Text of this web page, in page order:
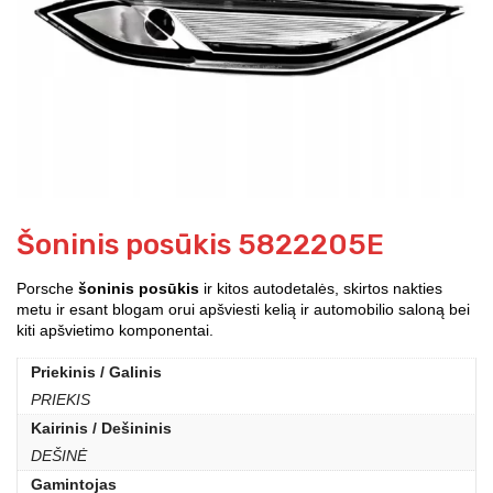
Šoninis posūkis 5822205E
Porsche šoninis posūkis ir kitos autodetalės, skirtos nakties
metu ir esant blogam orui apšviesti kelią ir automobilio saloną bei
kiti apšvietimo komponentai.
Priekinis / Galinis
PRIEKIS
Kairinis / Dešininis
DEŠINĖ
Gamintojas